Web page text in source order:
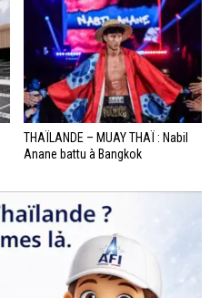
THAÏLANDE – MUAY THAÏ : Nabil
Anane battu à Bangkok